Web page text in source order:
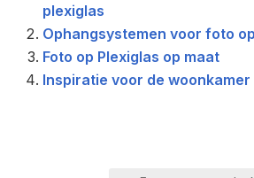
plexiglas
Ophangsystemen voor foto
Foto op Plexiglas op maat
Inspiratie voor de woonkamer